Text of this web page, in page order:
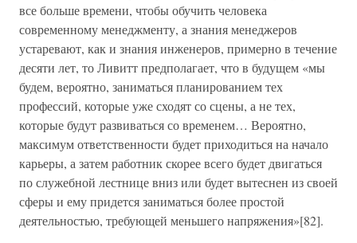
все больше времени, чтобы обучить человека
современному менеджменту, а знания менеджеров
устаревают, как и знания инженеров, примерно в течение
десяти лет, то Ливитт предполагает, что в будущем «мы
будем, вероятно, заниматься планированием тех
профессий, которые уже сходят со сцены, а не тех,
которые будут развиваться со временем… Вероятно,
максимум ответственности будет приходиться на начало
карьеры, а затем работник скорее всего будет двигаться
по служебной лестнице вниз или будет вытеснен из своей
сферы и ему придется заниматься более простой
деятельностью, требующей меньшего напряжения»[82].